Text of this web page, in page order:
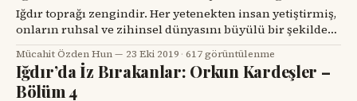
ayrılır, 16 Mayıs 1953 tarihinde, Iğdır’ın dördüncü
Iğdır toprağı zengindir. Her yetenekten insan yetiştirmiş,
onların ruhsal ve zihinsel dünyasını büyülü bir şekilde
etkisi altına almıştır. Halkbilim ve edebiyat konusunda
yetiştirdiği en büyük yetenek ise kuşkusuz Nejat
Birdoğan’dır. (Iğdır’ın değerli halkbilimcisi Nizamettin
Onk abim de bunun böyle olduğunu ifade etmişti.) 2001
Mücahit Özden Hun 23 Eki 2019 ·617 görüntülenme
Iğdır’da İz Bırakanlar: Orkun Kardeşler –
Bölüm 4